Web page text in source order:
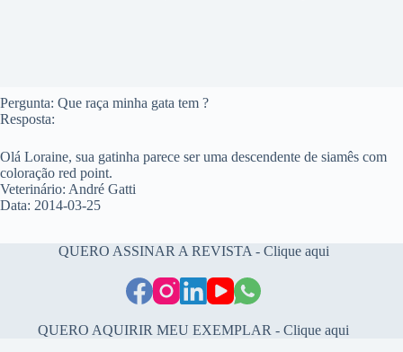
Pergunta: Que raça minha gata tem ?
Resposta:
Olá Loraine, sua gatinha parece ser uma descendente de siamês com
coloração red point.
Veterinário: André Gatti
Data: 2014-03-25
QUERO ASSINAR A REVISTA - Clique aqui
QUERO AQUIRIR MEU EXEMPLAR - Clique aqui